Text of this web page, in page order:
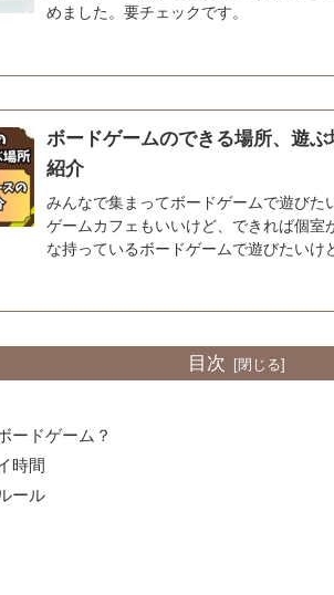
めました。要チェックです。
ボードゲームのできる場所、遊
紹介
みんなで集まってボードゲームで遊びた
ゲームカフェもいいけど、できれば個
な持っているボードゲームで遊びたいけ
目次
ードゲーム？
時間
ール